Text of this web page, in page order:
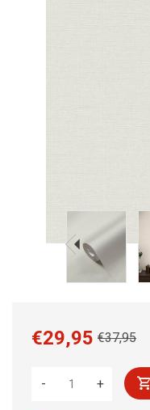
€37,95
€29,95
+
-